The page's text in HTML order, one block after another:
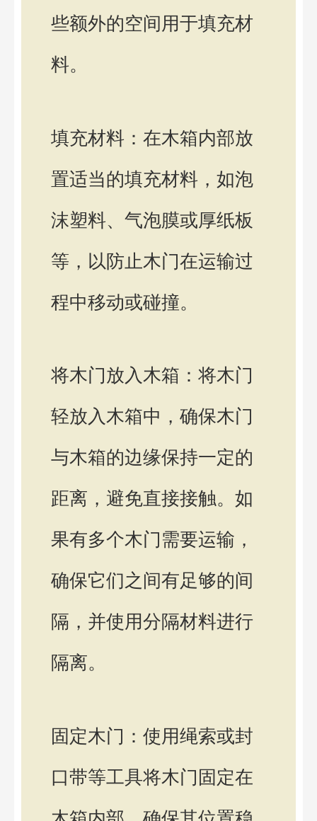
些额外的空间用于填充材
料。
填充材料：在木箱内部放
置适当的填充材料，如泡
沫塑料、气泡膜或厚纸板
等，以防止木门在运输过
程中移动或碰撞。
将木门放入木箱：将木门
轻放入木箱中，确保木门
与木箱的边缘保持一定的
距离，避免直接接触。如
果有多个木门需要运输，
确保它们之间有足够的间
隔，并使用分隔材料进行
隔离。
固定木门：使用绳索或封
口带等工具将木门固定在